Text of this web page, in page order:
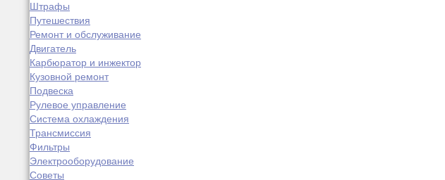
Штрафы
Путешествия
Ремонт и обслуживание
Двигатель
Карбюратор и инжектор
Кузовной ремонт
Подвеска
Рулевое управление
Система охлаждения
Трансмиссия
Фильтры
Электрооборудование
Советы